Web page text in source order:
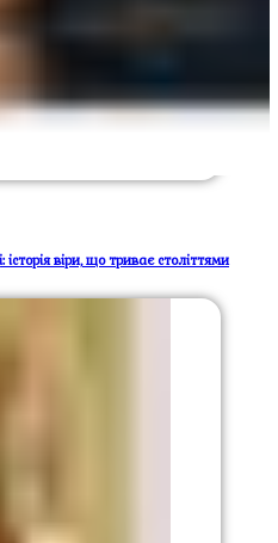
віри, що триває століттями